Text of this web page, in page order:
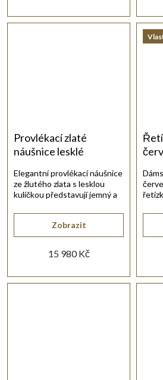
Provlékací zlaté
náušnice lesklé
15 980 Kč
Zobrazit
Elegantní provlékací náušnice
ze žlutého zlata s lesklou
kuličkou představují jemný a
každodenní nošení.